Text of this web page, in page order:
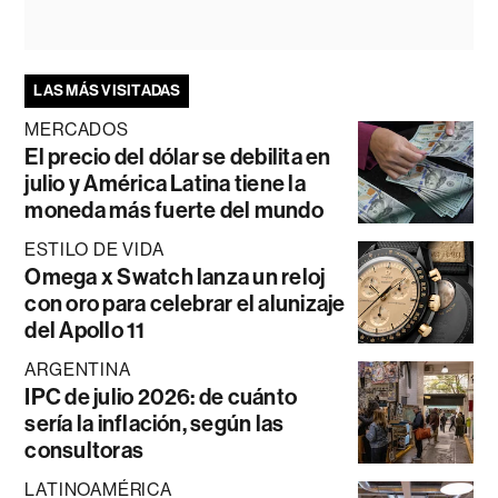
LAS MÁS VISITADAS
MERCADOS
El precio del dólar se debilita en
julio y América Latina tiene la
moneda más fuerte del mundo
ESTILO DE VIDA
Omega x Swatch lanza un reloj
con oro para celebrar el alunizaje
del Apollo 11
ARGENTINA
IPC de julio 2026: de cuánto
sería la inflación, según las
consultoras
LATINOAMÉRICA